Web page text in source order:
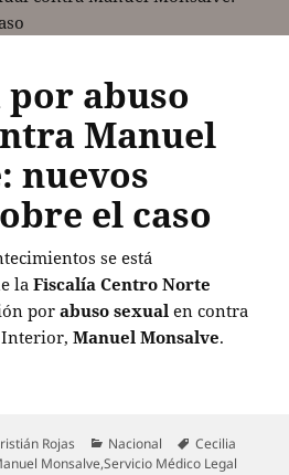
abuso
Manuel
nuevos
el caso
se está
laFiscalía Centro Norte
porabuso sexual en contra
Interior,Manuel Monsalve.
por abuso sexual contra
Rojas Categorías
Nacional Etiquetas
Cecilia
Monsalve,Servicio Médico Legal